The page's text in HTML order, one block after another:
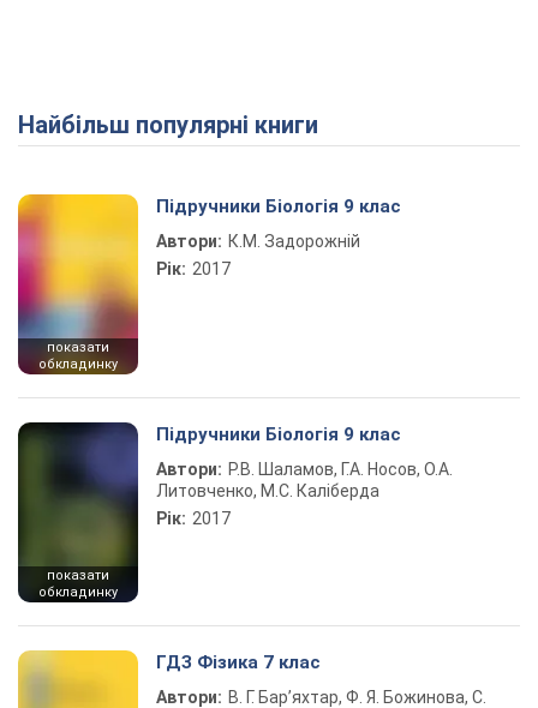
Play Video
Найбільш популярні книги
показати
обкладинку
Підручники Біологія 9 клас
Автори: К.М. Задорожній
Рік: 2017
показати
обкладинку
Підручники Біологія 9 клас
Автори: Р.В. Шаламов, Г.А. Носов, О.А.
Литовченко, М.С. Каліберда
Рік: 2017
ГДЗ Фізика 7 клас
Автори: В. Г. Бар’яхтар, Ф. Я. Божинова, С.